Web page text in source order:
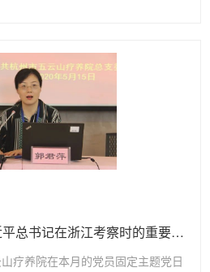
五云山疗养院开展“习近平总书记在浙江考察时的重要讲话精神”专题宣讲
疗养院在本月的党员固定主题党日